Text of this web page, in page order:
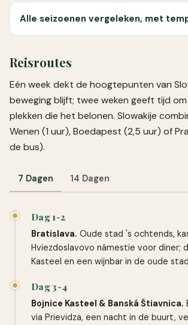
Alle seizoenen vergeleken, met
Reisroutes
Eén week dekt de hoogtepunten van
beweging blijft; twee weken geeft tijd om
plekken die het belonen. Slowakije
Wenen (1 uur), Boedapest (2,5 uur) of
de bus).
7 Dagen 14 Dagen
Dag 1-2
Bratislava. Oude stad 's ochtends,
Hviezdoslavovo námestie voor diner;
Kasteel en een wijnbar in de oude
Dag 3-4
Bojnice Kasteel & Banská Štiavnica.
via Prievidza, een nacht in de buurt,